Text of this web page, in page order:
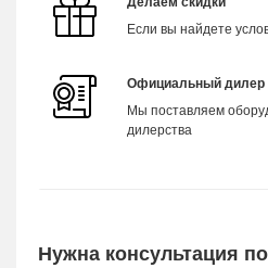
Если вы найдете
Официальный дилер
Мы поставляем
дилерства
Нужна консультация